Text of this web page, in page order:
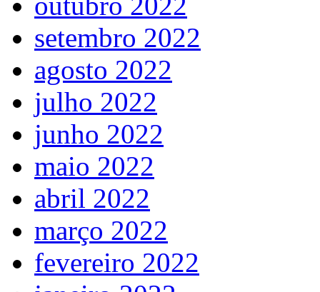
setembro 2022
agosto 2022
julho 2022
junho 2022
maio 2022
abril 2022
março 2022
fevereiro 2022